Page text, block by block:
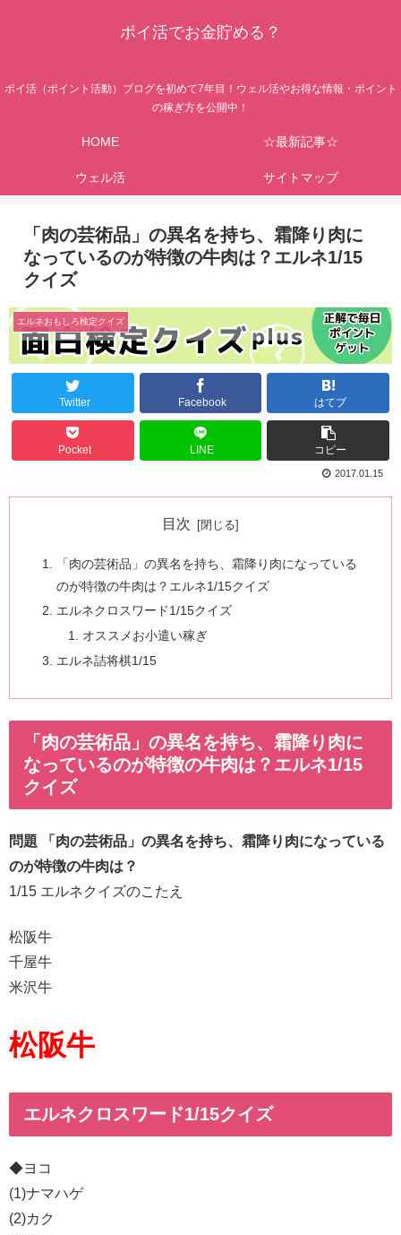
ポイ活でお金貯める？
ポイ活（ポイント活動）ブログを初めて7年目！ウェル活やお得な情報・ポイント
の稼ぎ方を公開中！
HOME ☆最新記事☆
ウェル活 サイトマップ
「肉の芸術品」の異名を持ち、霜降り肉に
なっているのが特徴の牛肉は？エルネ1/15
クイズ
エルネおもしろ検定クイズ
Twitter Facebook はてブ
Pocket LINE コピー
2017.01.15
目次
「肉の芸術品」の異名を持ち、霜降り肉になっている
のが特徴の牛肉は？エルネ1/15クイズ
エルネクロスワード1/15クイズ
オススメお小遣い稼ぎ
エルネ詰将棋1/15
「肉の芸術品」の異名を持ち、霜降り肉に
なっているのが特徴の牛肉は？エルネ1/15
クイズ
問題 「肉の芸術品」の異名を持ち、霜降り肉になっている
のが特徴の牛肉は？
1/15 エルネクイズのこたえ
松阪牛
千屋牛
米沢牛
松阪牛
エルネクロスワード1/15クイズ
◆ヨコ
(1)ナマハゲ
(2)カク